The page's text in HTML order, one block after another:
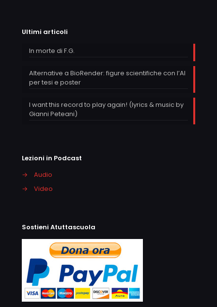
Ultimi articoli
In morte di F.G.
Alternative a BioRender: figure scientifiche con l’AI
per tesi e poster
I want this record to play again! (lyrics & music by
Gianni Peteani)
Lezioni in Podcast
→
Audio
→
Video
Sostieni Atuttascuola